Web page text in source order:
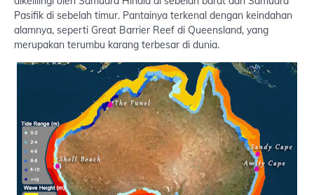
Pasifik di sebelah timur. Pantainya terkenal dengan keindahan
alamnya, seperti Great Barrier Reef di Queensland, yang
merupakan terumbu karang terbesar di dunia.